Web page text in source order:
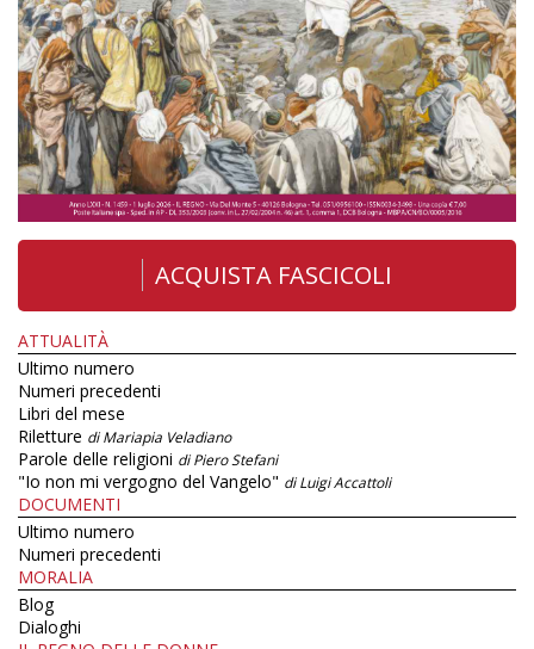
ACQUISTA FASCICOLI
ATTUALITÀ
Ultimo numero
Numeri precedenti
Libri del mese
Riletture di Mariapia Veladiano
Parole delle religioni di Piero Stefani
"Io non mi vergogno del Vangelo" di Luigi Accattoli
DOCUMENTI
Ultimo numero
Numeri precedenti
MORALIA
Blog
Dialoghi